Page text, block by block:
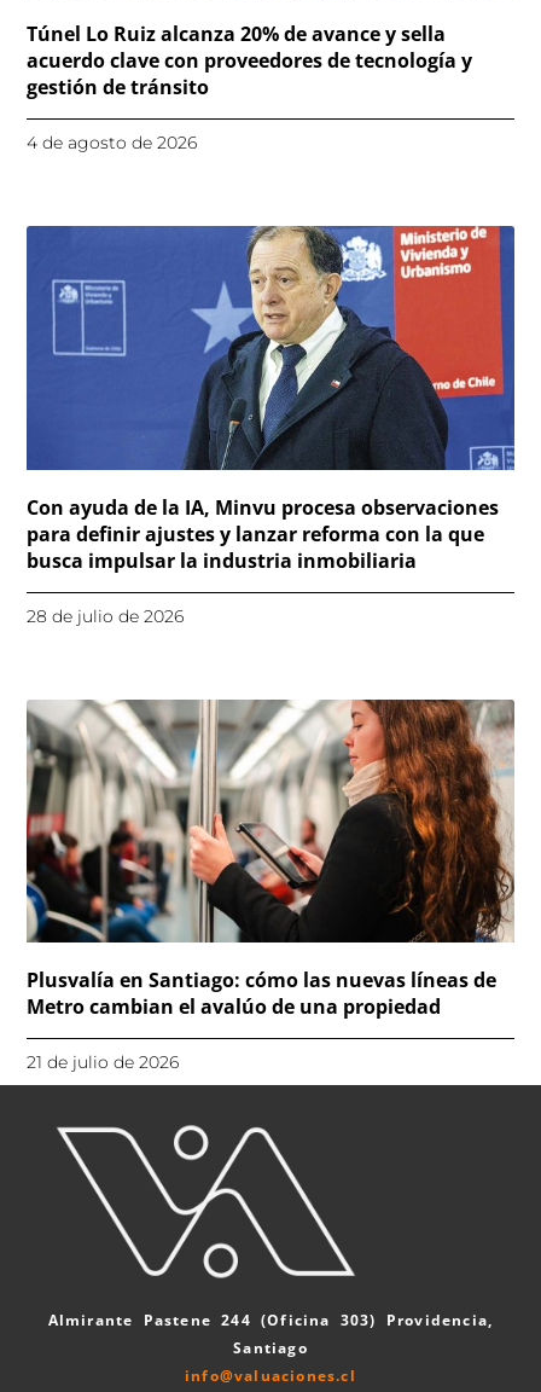
Túnel Lo Ruiz alcanza 20% de avance y sella
acuerdo clave con proveedores de tecnología y
gestión de tránsito
4 de agosto de 2026
Con ayuda de la IA, Minvu procesa observaciones
para definir ajustes y lanzar reforma con la que
busca impulsar la industria inmobiliaria
28 de julio de 2026
Plusvalía en Santiago: cómo las nuevas líneas de
Metro cambian el avalúo de una propiedad
21 de julio de 2026
Almirante Pastene 244 (Oficina 303) Providencia,
Santiago
info@valuaciones.cl